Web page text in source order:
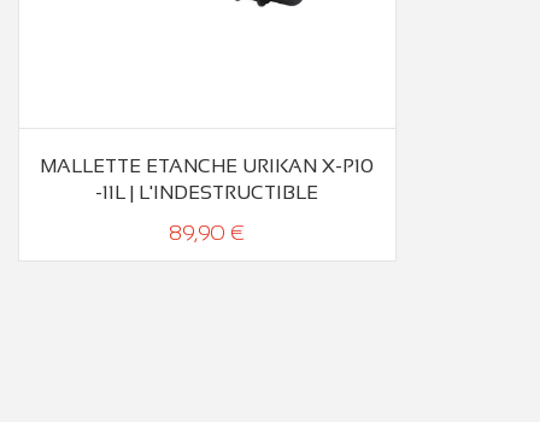
MALLETTE ETANCHE URIKAN X-P10
-11L | L'INDESTRUCTIBLE
89,90 €